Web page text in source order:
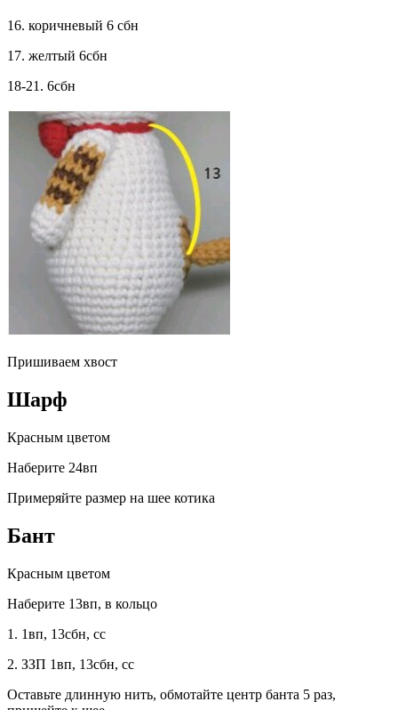
16. коричневый 6 сбн
17. желтый 6сбн
18-21. 6сбн
Пришиваем хвост
Шарф
Красным цветом
Наберите 24вп
Примеряйте размер на шее котика
Бант
Красным цветом
Наберите 13вп, в кольцо
1. 1вп, 13сбн, сс
2. ЗЗП 1вп, 13сбн, сс
Оставьте длинную нить, обмотайте центр банта 5 раз,